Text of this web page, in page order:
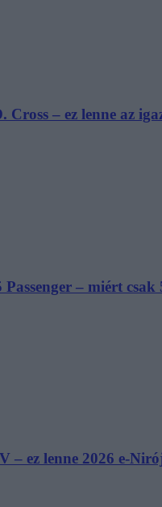
– ez lenne az
– miért csak
– ez lenne 2026 e-